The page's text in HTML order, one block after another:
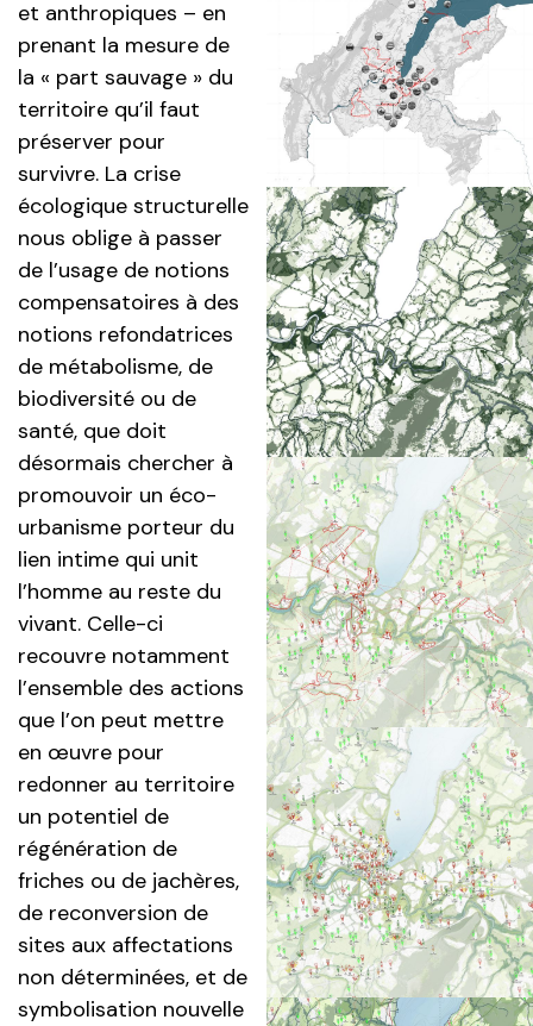
et anthropiques – en
prenant la mesure de
la « part sauvage » du
territoire qu’il faut
préserver pour
survivre. La crise
écologique structurelle
nous oblige à passer
de l’usage de notions
compensatoires à des
notions refondatrices
de métabolisme, de
biodiversité ou de
santé, que doit
désormais chercher à
promouvoir un éco-
urbanisme porteur du
lien intime qui unit
l’homme au reste du
vivant. Celle-ci
recouvre notamment
l’ensemble des actions
que l’on peut mettre
en œuvre pour
redonner au territoire
un potentiel de
régénération de
friches ou de jachères,
de reconversion de
sites aux affectations
non déterminées, et de
symbolisation nouvelle